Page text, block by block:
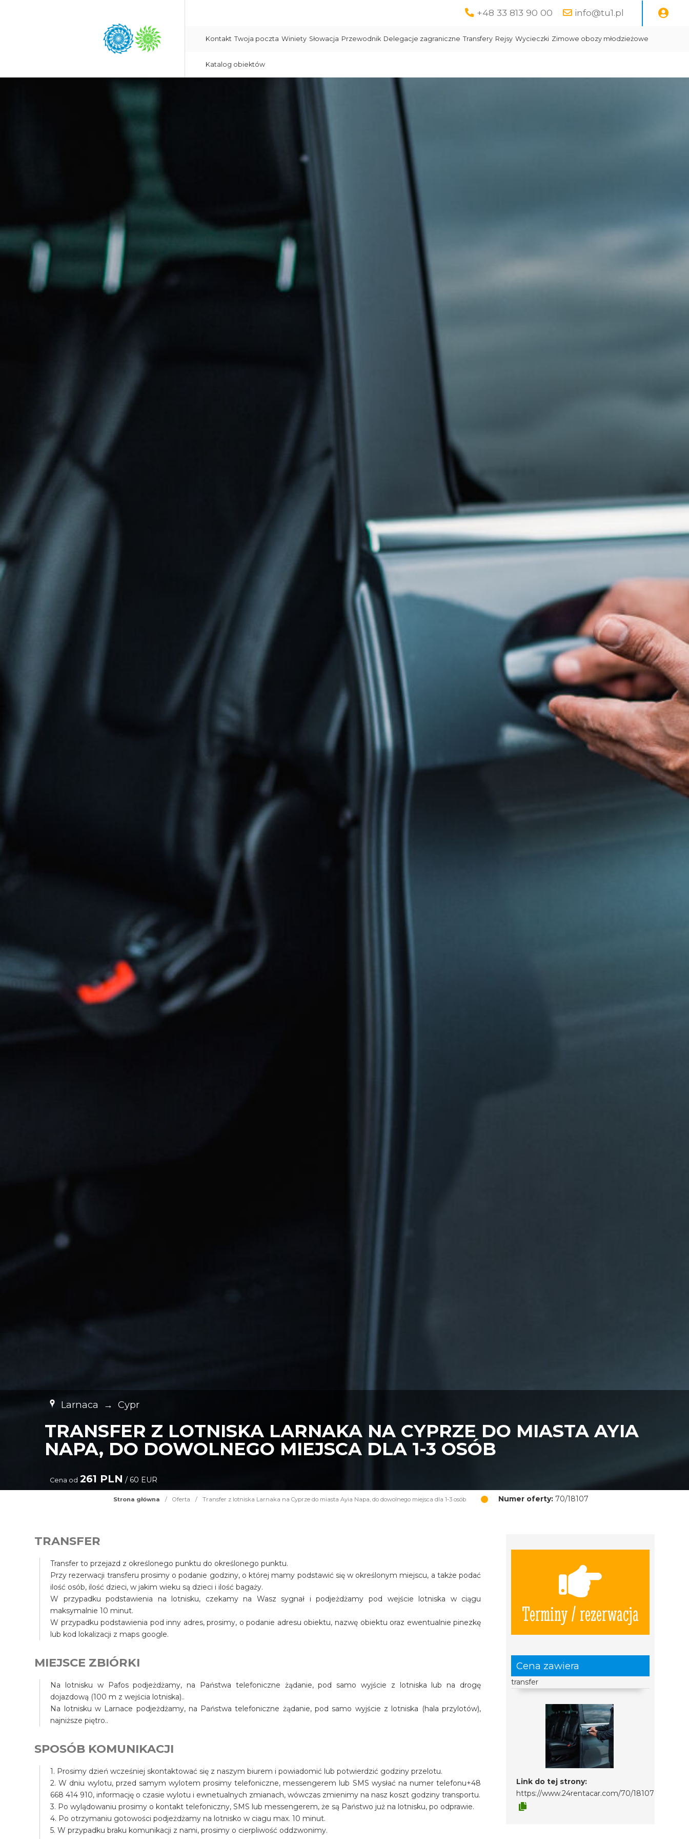
+48 33 813 90 00 info@tu1.pl
Kontakt Twoja poczta Winiety Słowacja Przewodnik Delegacje zagraniczne Transfery Rejsy Wycieczki Zimowe obozy młodzieżowe
Katalog obiektów
Larnaca → Cypr
TRANSFER Z LOTNISKA LARNAKA NA CYPRZE DO MIASTA AYIA
NAPA, DO DOWOLNEGO MIEJSCA DLA 1-3 OSÓB
Cena od 261 PLN / 60 EUR
Strona główna / Oferta / Transfer z lotniska Larnaka na Cyprze do miasta Ayia Napa, do dowolnego miejsca dla 1-3 osób Numer oferty: 70/18107
Terminy / rezerwacja
Cena zawiera
transfer
Link do tej strony:
https://www.24rentacar.com/70/18107
TRANSFER
Transfer to przejazd z określonego punktu do określonego punktu.
Przy rezerwacji transferu prosimy o podanie godziny, o której mamy podstawić się w określonym miejscu, a także podać
ilość osób, ilość dzieci, w jakim wieku są dzieci i ilość bagaży.
W przypadku podstawienia na lotnisku, czekamy na Wasz sygnał i podjeżdżamy pod wejście lotniska w ciągu
maksymalnie 10 minut.
W przypadku podstawienia pod inny adres, prosimy, o podanie adresu obiektu, nazwę obiektu oraz ewentualnie pinezkę
lub kod lokalizacji z maps google.
MIEJSCE ZBIÓRKI
Na lotnisku w Pafos podjeżdżamy, na Państwa telefoniczne żądanie, pod samo wyjście z lotniska lub na drogę
dojazdową (100 m z wejścia lotniska)..
Na lotnisku w Larnace podjeżdżamy, na Państwa telefoniczne żądanie, pod samo wyjście z lotniska (hala przylotów),
najniższe piętro..
SPOSÓB KOMUNIKACJI
1. Prosimy dzień wcześniej skontaktować się z naszym biurem i powiadomić lub potwierdzić godziny przelotu.
2. W dniu wylotu, przed samym wylotem prosimy telefoniczne, messengerem lub SMS wysłać na numer telefonu+48
668 414 910, informację o czasie wylotu i ewnetualnych zmianach, wówczas zmienimy na nasz koszt godziny transportu.
3. Po wylądowaniu prosimy o kontakt telefoniczny, SMS lub messengerem, że są Państwo już na lotnisku, po odprawie.
4. Po otrzymaniu gotowości podjeżdżamy na lotnisko w ciagu max. 10 minut.
5. W przypadku braku komunikacji z nami, prosimy o cierpliwość oddzwonimy.